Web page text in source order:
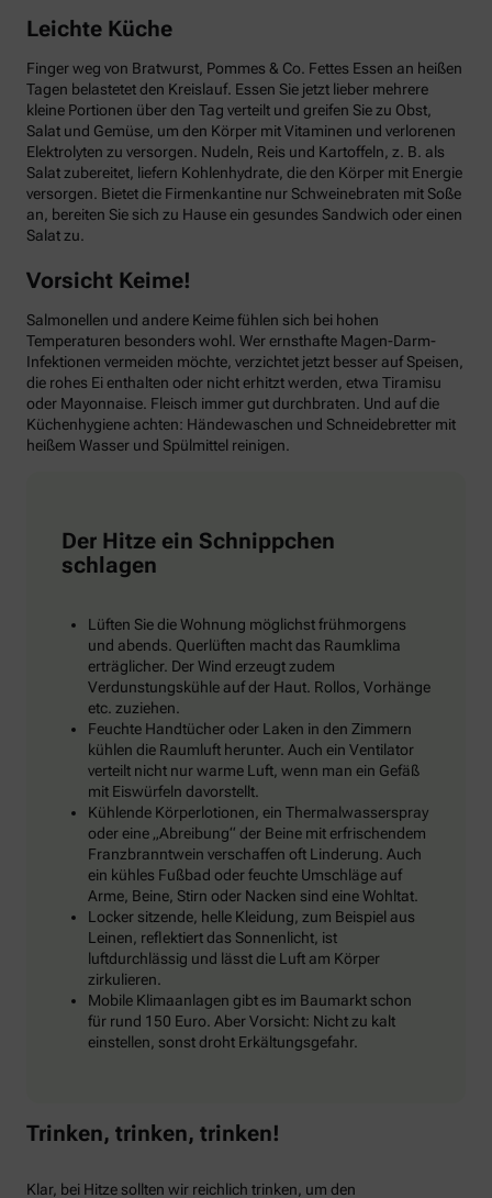
Leichte Küche
Finger weg von Bratwurst, Pommes & Co. Fettes Essen an heißen
Tagen belastetet den Kreislauf. Essen Sie jetzt lieber mehrere
kleine Portionen über den Tag verteilt und greifen Sie zu Obst,
Salat und Gemüse, um den Körper mit Vitaminen und verlorenen
Elektrolyten zu versorgen. Nudeln, Reis und Kartoffeln, z. B. als
Salat zubereitet, liefern Kohlenhydrate, die den Körper mit Energie
versorgen. Bietet die Firmenkantine nur Schweinebraten mit Soße
an, bereiten Sie sich zu Hause ein gesundes Sandwich oder einen
Salat zu.
Vorsicht Keime!
Salmonellen und andere Keime fühlen sich bei hohen
Temperaturen besonders wohl. Wer ernsthafte Magen-Darm-
Infektionen vermeiden möchte, verzichtet jetzt besser auf Speisen,
die rohes Ei enthalten oder nicht erhitzt werden, etwa Tiramisu
oder Mayonnaise. Fleisch immer gut durchbraten. Und auf die
Küchenhygiene achten: Händewaschen und Schneidebretter mit
heißem Wasser und Spülmittel reinigen.
Der Hitze ein Schnippchen
schlagen
Lüften Sie die Wohnung möglichst frühmorgens
und abends. Querlüften macht das Raumklima
erträglicher. Der Wind erzeugt zudem
Verdunstungskühle auf der Haut. Rollos, Vorhänge
etc. zuziehen.
Feuchte Handtücher oder Laken in den Zimmern
kühlen die Raumluft herunter. Auch ein Ventilator
verteilt nicht nur warme Luft, wenn man ein Gefäß
mit Eiswürfeln davorstellt.
Kühlende Körperlotionen, ein Thermalwasserspray
oder eine „Abreibung“ der Beine mit erfrischendem
Franzbranntwein verschaffen oft Linderung. Auch
ein kühles Fußbad oder feuchte Umschläge auf
Arme, Beine, Stirn oder Nacken sind eine Wohltat.
Locker sitzende, helle Kleidung, zum Beispiel aus
Leinen, reflektiert das Sonnenlicht, ist
luftdurchlässig und lässt die Luft am Körper
zirkulieren.
Mobile Klimaanlagen gibt es im Baumarkt schon
für rund 150 Euro. Aber Vorsicht: Nicht zu kalt
einstellen, sonst droht Erkältungsgefahr.
Trinken, trinken, trinken!
Klar, bei Hitze sollten wir reichlich trinken, um den